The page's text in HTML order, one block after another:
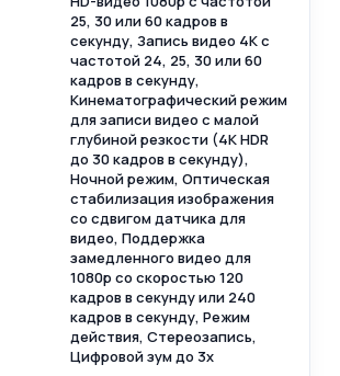
25, 30 или 60 кадров в
секунду, Запись видео 4K с
частотой 24, 25, 30 или 60
кадров в секунду,
Кинематографический режим
для записи видео с малой
глубиной резкости (4K HDR
до 30 кадров в секунду),
Ночной режим, Оптическая
стабилизация изображения
со сдвигом датчика для
видео, Поддержка
замедленного видео для
1080p со скоростью 120
кадров в секунду или 240
кадров в секунду, Режим
действия, Стереозапись,
Цифровой зум до 3x